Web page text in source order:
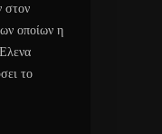
στον
οποίων η
το